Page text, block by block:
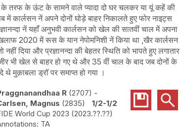
तरफ के ऊंट के सामने वाले प्यादा दो घर चलकर या यूं कहें की
कार्लसन नें अपने दोनों घोड़े बाहर निकालते हुए फोर नाइट्स
नें यहाँ अनुभवी कार्लसन को खेल की सातवीं चाल में अपना
2020 में रूस के यान नेपोमनिशी नें किया था ,खैर कार्लसन
दिया और प्रज्ञानन्दा की बेहतर स्थिति को भापते हुए लगातार
भी खेल से बाहर हो गए थे और 35 वीं चाल के बाद जब दोनों के
थे मुक़ाबला ड्रॉ पर समाप्त हो गया ।
R 2707
-
Magnus 2835
1/2-1/2
World Cup 2023 2023.??.??
TA